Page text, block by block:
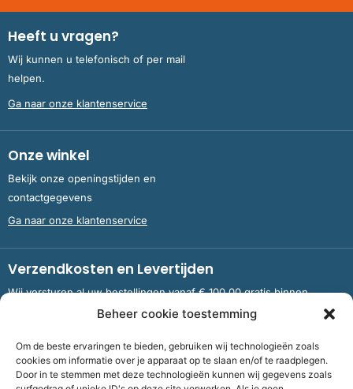
Beheer cookie toestemming
Om de beste ervaringen te bieden, gebruiken wij technologieën zoals
cookies om informatie over je apparaat op te slaan en/of te raadplegen.
Door in te stemmen met deze technologieën kunnen wij gegevens zoals
Heeft u vragen?
Wij kunnen u telefonisch of per mail
helpen.
Ga naar onze klantenservice
Onze winkel
Bekijk onze openingstijden en
contactgegevens
Ga naar onze klantenservice
Verzendkosten en Levertijden
Wij versturen al uw bestellingen vanaf € 100,00 gratis binnen
Nederland en België.
Meer informatie over verzendkosten en levertijden